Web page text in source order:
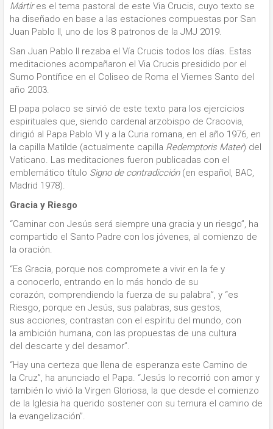
Mártires el tema pastoral de este Via Crucis, cuyo texto se
ha diseñado en base a las estaciones compuestas por San
Juan Pablo II, uno de los 8 patronos de la JMJ 2019.
San Juan Pablo II rezaba el Vía Crucis todos los días. Estas
meditaciones acompañaron el Via Crucis presidido por el
Sumo Pontífice en el Coliseo de Roma el Viernes Santo del
año 2003.
El papa polaco se sirvió de este texto para los ejercicios
espirituales que, siendo cardenal arzobispo de Cracovia,
dirigió al Papa Pablo VI y a la Curia romana, en el año 1976, en
la capilla Matilde (actualmente capilla Redemptoris Mater) del
Vaticano. Las meditaciones fueron publicadas con el
emblemático título Signo de contradicción(en español, BAC,
Madrid 1978).
Gracia y Riesgo
“Caminar con Jesús será siempre una gracia y un riesgo”, ha
compartido el Santo Padre con los jóvenes, al comienzo de
la oración.
“Es Gracia, porque nos compromete a vivir en la fe y
a conocerlo, entrando en lo más hondo de su
corazón, comprendiendo la fuerza de su palabra”, y “es
Riesgo, porque en Jesús, sus palabras, sus gestos,
sus acciones, contrastan con el espíritu del mundo, con
la ambición humana, con las propuestas de una cultura
del descarte y del desamor”.
“Hay una certeza que llena de esperanza este Camino de
la Cruz”, ha anunciado el Papa. “Jesús lo recorrió con amor y
también lo vivió la Virgen Gloriosa, la que desde el comienzo
de la Iglesia ha querido sostener con su ternura el camino de
la evangelización”.